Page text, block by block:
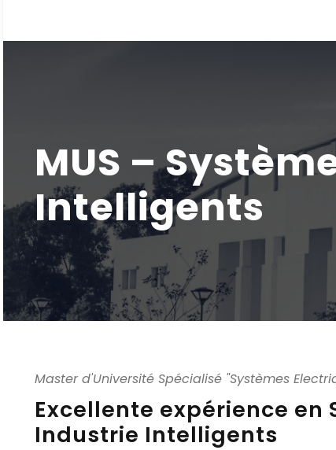
MUS –
Intelligents
Master d'Université Spécialisé "Systèmes
Excellente expérience en
Industrie Intelligents